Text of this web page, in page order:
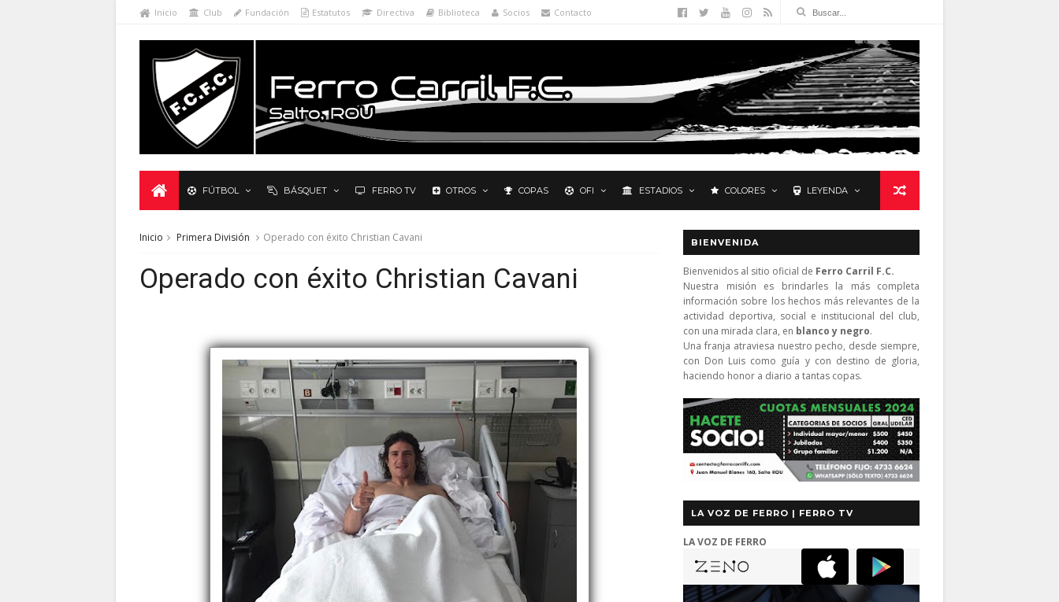
Inicio Club Fundación Estatutos Directiva Biblioteca Socios Contacto
FÚTBOL BÁSQUET FERRO TV OTROS COPAS OFI ESTADIOS COLORES LEYENDA
Inicio Primera División Operado con éxito Christian Cavani
Operado con éxito Christian Cavani
BIENVENIDA
Bienvenidos al sitio oficial de Ferro Carril F.C.
Nuestra misión es brindarles la más completa
información sobre los hechos más relevantes de la
actividad deportiva, social e institucional del club,
con una mirada clara, en blanco y negro.
Una franja atraviesa nuestro pecho, desde siempre,
con Don Luis como guía y con destino de gloria,
haciendo honor a diario a tantas copas.
LA VOZ DE FERRO | FERRO TV
LA VOZ DE FERRO